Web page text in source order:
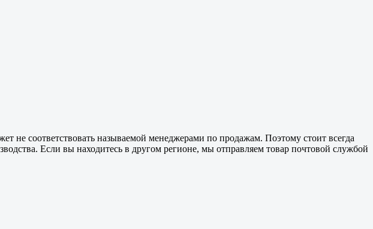
не соответствовать называемой менеджерами по продажам. Поэтому стоит всегда
Если вы находитесь в другом регионе, мы отправляем товар почтовой службой